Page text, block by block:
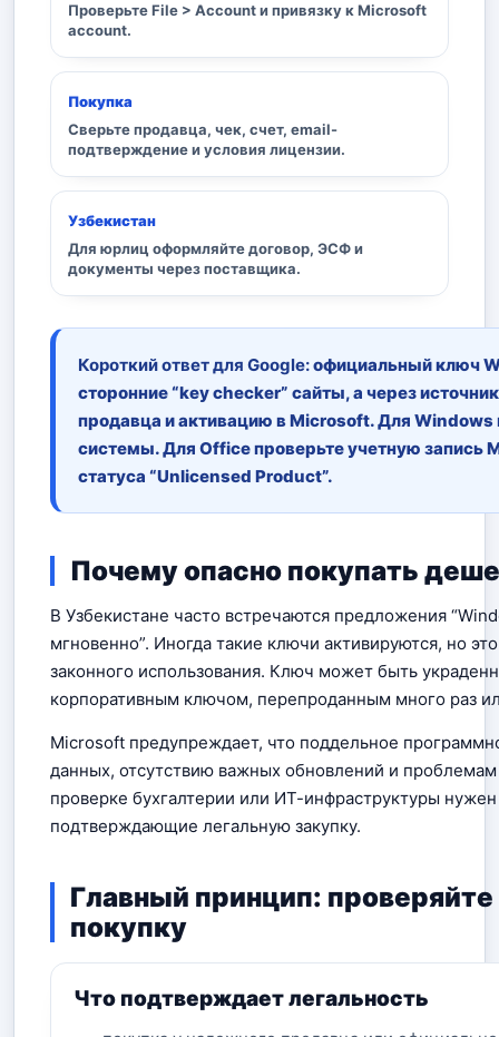
Проверьте File > Account и привязку к Microsoft
account.
Покупка
Сверьте продавца, чек, счет, email-
подтверждение и условия лицензии.
Узбекистан
Для юрлиц оформляйте договор, ЭСФ и
документы через поставщика.
Короткий ответ для Google:официальный ключ
сторонние “key checker” сайты, а через
продавца и активацию в Microsoft. Для Windows
системы. Для Office проверьте учетную запись
статуса “Unlicensed Product”.
Почему опасно покупать
В Узбекистане часто встречаются предложения
мгновенно”. Иногда такие ключи активируются, но
законного использования. Ключ может быть
корпоративным ключом, перепроданным много раз
Microsoft предупреждает, что поддельное
данных, отсутствию важных обновлений и
проверке бухгалтерии или ИТ-инфраструктуры
подтверждающие легальную закупку.
Главный принцип:
покупку
Что подтверждает легальность